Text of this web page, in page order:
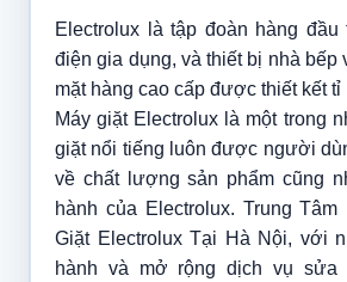
Electrolux là tập đoàn hàng
điện gia dụng, và thiết bị nhà bếp
mặt hàng cao cấp được thiết kết tỉ
Máy giặt Electrolux là một trong
giặt nổi tiếng luôn được người
về chất lượng sản phẩm cũng
hành của Electrolux. Trung
Giặt Electrolux Tại Hà Nội, với
hành và mở rộng dịch vụ sửa